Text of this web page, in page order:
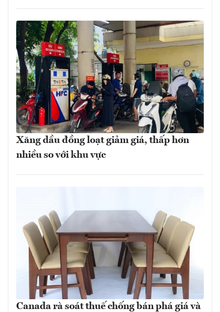
Xăng dầu đồng loạt giảm giá, thấp hơn
nhiều so với khu vực
Canada rà soát thuế chống bán phá giá và